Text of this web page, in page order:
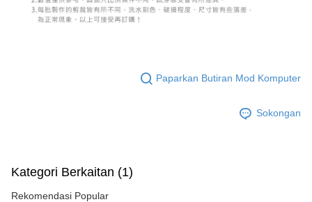
Paparkan Butiran Mod Komputer
Sokongan
Kategori Berkaitan (1)
Rekomendasi Popular